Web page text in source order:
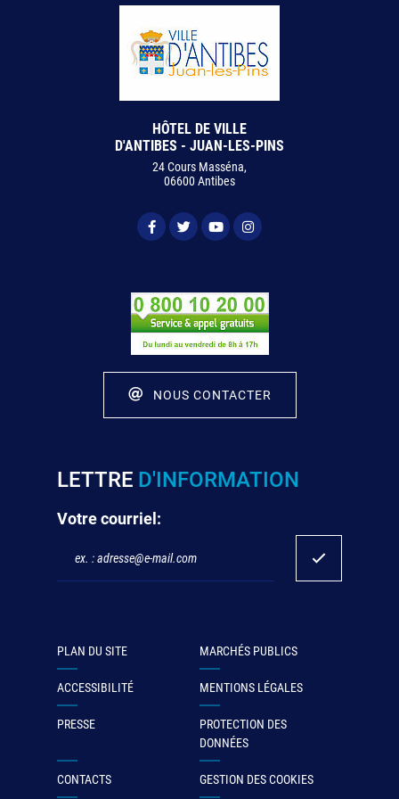
HÔTEL DE VILLE
D'ANTIBES - JUAN-LES-PINS
24 Cours Masséna,
06600 Antibes
NOUS CONTACTER
LETTRE D'INFORMATION
Votre courriel:
PLAN DU SITE MARCHÉS PUBLICS
ACCESSIBILITÉ MENTIONS LÉGALES
PRESSE
PROTECTION DES
DONNÉES
CONTACTS GESTION DES COOKIES